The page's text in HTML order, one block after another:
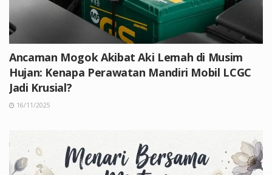
Ancaman Mogok Akibat Aki Lemah di Musim
Hujan: Kenapa Perawatan Mandiri Mobil LCGC
Jadi Krusial?
16/11/2025